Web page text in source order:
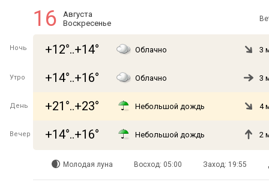
16
Августа
Воскресенье
Ночь +12°..+14° Облачно 3
Утро +14°..+16° Облачно 3
День +21°..+23° Небольшой дождь 4
Вечер +14°..+16° Небольшой дождь 2
Молодая луна Восход: 05:00 Заход: 19:55